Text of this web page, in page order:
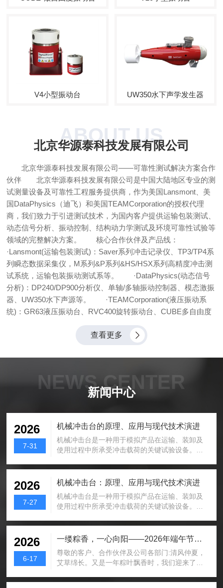
V4小型振动台 UW350水下声学发生器
ABOUT US
北京华源泰科技发展有限公司
北京华源泰科技发展有限公司——可靠性测试解决方案合作
伙伴 北京华源泰科技发展有限公司是中国大陆地区专业的测
试测量设备及可靠性工程服务提供商，作为美国Lansmont、美
国DataPhysics（迪飞）和美国TEAMCorporation的授权代理
商，我们致力于引进测试技术，为国内客户提供运输包装测试、
动态信号分析、振动控制、结构动力学测试及环境可靠性试验等
领域的完整解决方案。 核心合作伙伴及产品线：
·Lansmont(运输包装测试)：Saver系列冲击记录仪、TP3/TP4系
列瞬态数据采集仪，M系列&P系列&HS/HSX系列高精度冲击测
试系统，运输包装振动测试系等。 ·DataPhysics(动态信号
分析)：DP240/DP900分析仪、单轴/多轴振动控制器、模态激振
器、UW350水下声源等。 ·TEAMCorporation(液压振动系
统)：GR63液压振动台、RVC400旋转振动台、CUBE多自由度
系统等。 ·高低温，温湿度，快速温变，热流仪以及大型步
查看更多
NEWS CENTER
新闻中心
2026
7-31
机械冲击台的原理、应用与现代技术演进
机械冲击台是一种用于模拟产品在运输、装卸及
使用过程中所承受冲击载荷的关键试验设备。它
械环境适应性与结构完好性，是保障产品质量与
可靠性的重要技术手段。工作原理与核心构成：
试时，装有试件的工作台通过气动或液压机构提
升至预设高度，随后自由跌落，与基座上的冲击
波形发生器(通常由缓冲垫、波形垫等组成)发生碰
制。设备通常包含以下几个核心部分：工作台与
导向机构：用于固...
2026
7-27
机械冲击台：原理、应用与现代技术演进
机械冲击台是一种用于模拟产品在运输、装卸及
使用过程中所承受冲击载荷的关键试验设备。它
械环境适应性与结构完好性，是保障产品质量与
可靠性的重要技术手段。工作原理与核心构成：
试时，装有试件的工作台通过气动或液压机构提
升至预设高度，随后自由跌落，与基座上的冲击
波形发生器(通常由缓冲垫、波形垫等组成)发生碰
2026
6-17
一缕粽香，一心向阳——2026年端午节放假通知
尊敬的客户、合作伙伴及公司各部门:清风仲夏，
艾草绵长。又是一年粽叶飘香时，我们迎来了意
享节日闲适时光，根据国家法定节假日安排，结